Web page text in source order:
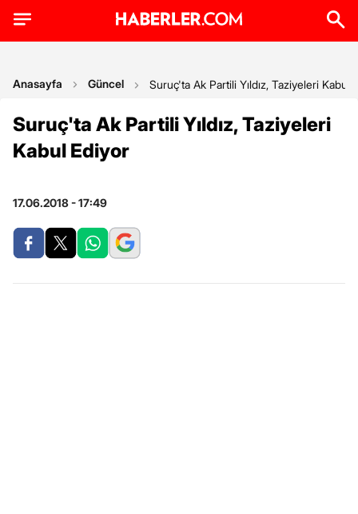
Anasayfa Güncel Suruç'ta Ak Partili Yıldız, Taziyeleri Kabul
Suruç'ta Ak Partili Yıldız, Taziyeleri
Kabul Ediyor
17.06.2018 - 17:49